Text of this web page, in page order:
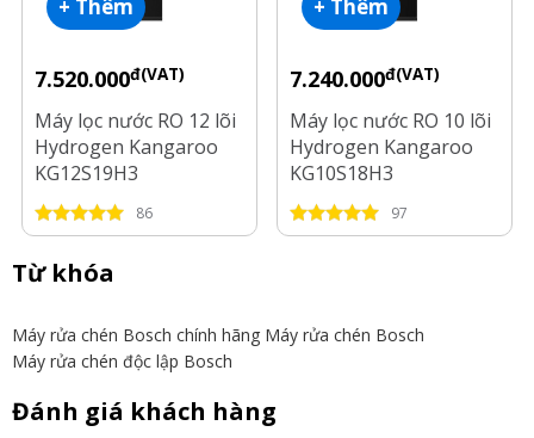
+ Thêm
7.520.000đ(VAT)
Máy lọc nước RO 12 lõi
Hydrogen Kangaroo
KG12S19H3
86
+ Thêm
7.240.000đ(VAT)
Máy lọc nước RO 10 lõi
Hydrogen Kangaroo
KG10S18H3
97
Từ khóa
Máy rửa chén Bosch chính hãng Máy rửa chén Bosch
Máy rửa chén độc lập Bosch
Đánh giá khách hàng